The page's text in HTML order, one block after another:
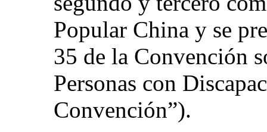
Popular China y se
35 de la Convención
Personas con
Convención”).